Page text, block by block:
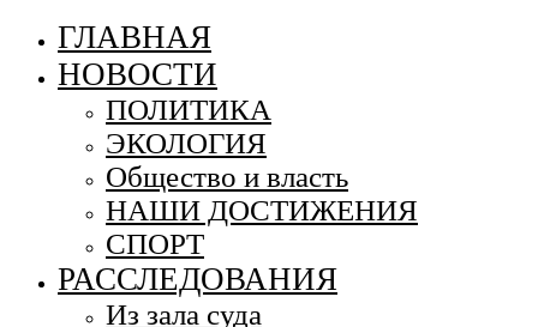
ГЛАВНАЯ
НОВОСТИ
ПОЛИТИКА
ЭКОЛОГИЯ
Общество и власть
НАШИ ДОСТИЖЕНИЯ
СПОРТ
РАССЛЕДОВАНИЯ
Из зала суда